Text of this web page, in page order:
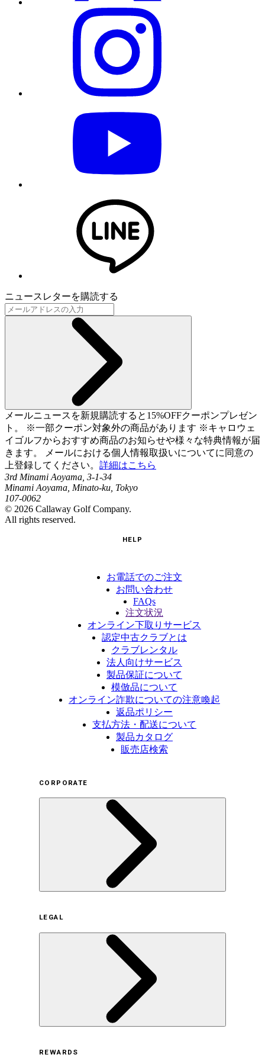
ニュースレターを購読する
メールニュースを新規購読すると15%OFFクーポンプレゼン
ト。 ※一部クーポン対象外の商品があります ※キャロウェ
イゴルフからおすすめ商品のお知らせや様々な特典情報が届
きます。 メールにおける個人情報取扱いについてに同意の
上登録してください。 詳細はこちら
3rd Minami Aoyama, 3-1-34
Minami Aoyama, Minato-ku, Tokyo
107-0062
© 2026 Callaway Golf Company.
All rights reserved.
HELP
お電話でのご注文
お問い合わせ
FAQs
注文状況
オンライン下取りサービス
認定中古クラブとは
クラブレンタル
法人向けサービス
製品保証について
模倣品について
オンライン詐欺についての注意喚起
返品ポリシー
支払方法・配送について
製品カタログ
販売店検索
CORPORATE
サステナビリティの取り組み（日本）
サステナビリティの取り組み（米国/英語）
ヒストリー
採用情報
LEGAL
REWARDS